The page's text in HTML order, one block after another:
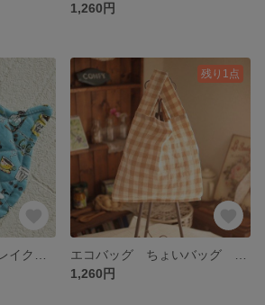
1,260円
残り1点
1,260円